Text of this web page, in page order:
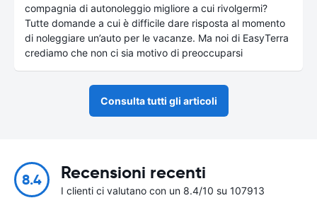
compagnia di autonoleggio migliore a cui rivolgermi?
Tutte domande a cui è difficile dare risposta al momento
di noleggiare un’auto per le vacanze. Ma noi di EasyTerra
crediamo che non ci sia motivo di preoccuparsi
Consulta tutti gli articoli
8.4 Recensioni recenti
I clienti ci valutano con un 8.4/10 su 107913